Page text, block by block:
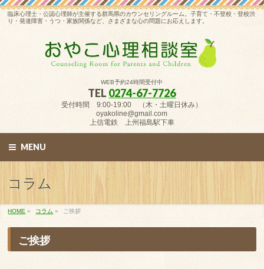
臨床心理士・公認心理師が主催する群馬県のカウンセリングルーム。子育て・不登校・登校渋
り・発達障害・うつ・家族関係など、さまざまな心の問題にお応えします。
WEB予約24時間受付中
TEL 0274-67-7726
受付時間 9:00-19:00 （木・土曜日休み）
oyakoline@gmail.com
上信電鉄 上州福島駅下車
MENU
コラム
HOME » コラム » ご挨拶
ご挨拶